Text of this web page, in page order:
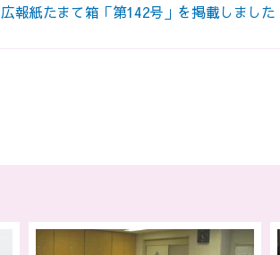
広報紙たまて箱「第142号」を掲載しました